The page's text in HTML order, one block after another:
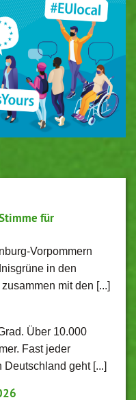
für
Vorpommern
in den
mit den [...]
Über 10.000
Fast jeder
geht [...]